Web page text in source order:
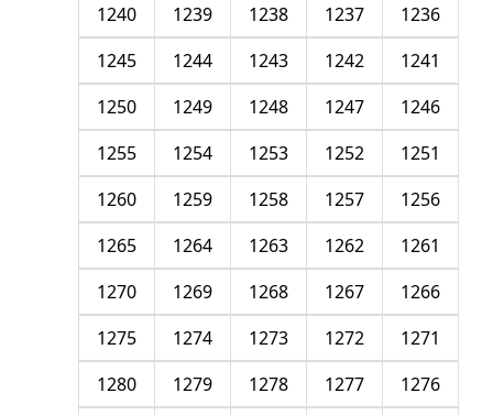
1236
1237
1238
1239
1240
1241
1242
1243
1244
1245
1246
1247
1248
1249
1250
1251
1252
1253
1254
1255
1256
1257
1258
1259
1260
1261
1262
1263
1264
1265
1266
1267
1268
1269
1270
1271
1272
1273
1274
1275
1276
1277
1278
1279
1280